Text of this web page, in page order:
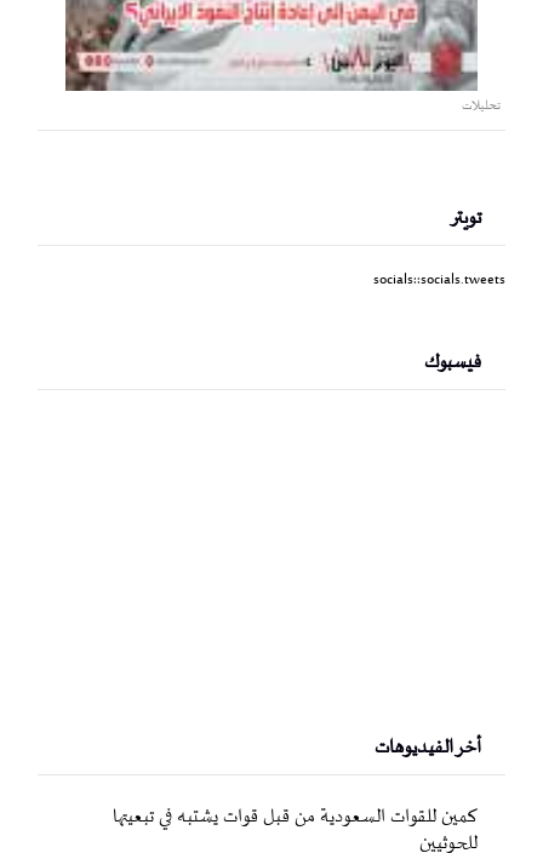
تحليلات
تويتر
socials::socials.tweets
فيسبوك
أخر الفيديوهات
كمين للقوات السعودية من قبل قوات يشتبه في تبعيتها
للحوثيين